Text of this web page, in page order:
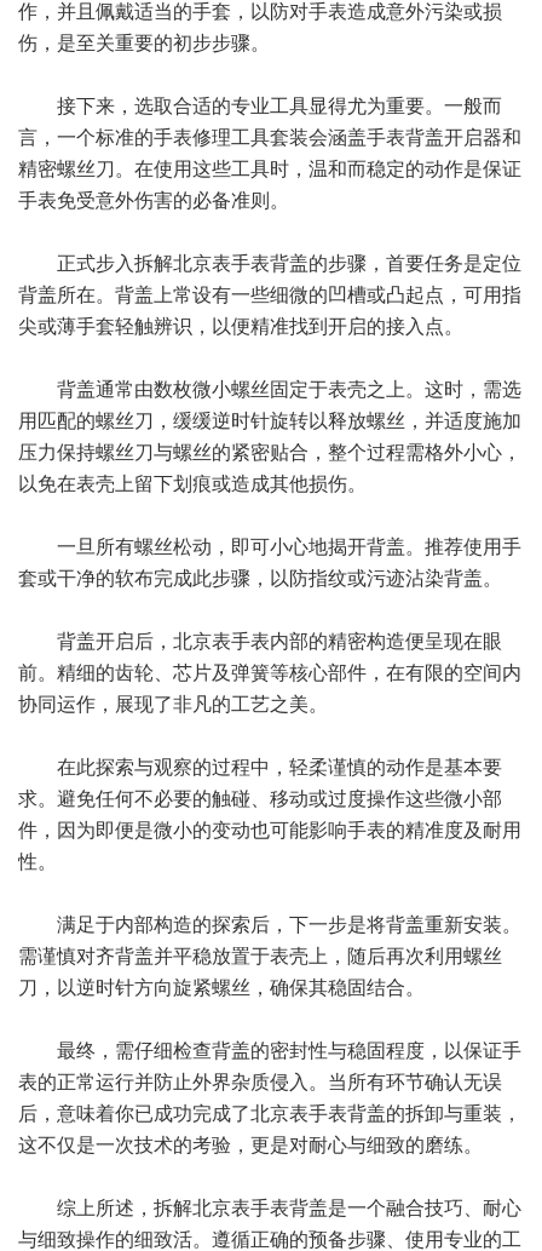
作，并且佩戴适当的手套，以防对手表造成意外污染或损
伤，是至关重要的初步步骤。
接下来，选取合适的专业工具显得尤为重要。一般而
言，一个标准的手表修理工具套装会涵盖手表背盖开启器和
精密螺丝刀。在使用这些工具时，温和而稳定的动作是保证
手表免受意外伤害的必备准则。
正式步入拆解北京表手表背盖的步骤，首要任务是定位
背盖所在。背盖上常设有一些细微的凹槽或凸起点，可用指
尖或薄手套轻触辨识，以便精准找到开启的接入点。
背盖通常由数枚微小螺丝固定于表壳之上。这时，需选
用匹配的螺丝刀，缓缓逆时针旋转以释放螺丝，并适度施加
压力保持螺丝刀与螺丝的紧密贴合，整个过程需格外小心，
以免在表壳上留下划痕或造成其他损伤。
一旦所有螺丝松动，即可小心地揭开背盖。推荐使用手
套或干净的软布完成此步骤，以防指纹或污迹沾染背盖。
背盖开启后，北京表手表内部的精密构造便呈现在眼
前。精细的齿轮、芯片及弹簧等核心部件，在有限的空间内
协同运作，展现了非凡的工艺之美。
在此探索与观察的过程中，轻柔谨慎的动作是基本要
求。避免任何不必要的触碰、移动或过度操作这些微小部
件，因为即便是微小的变动也可能影响手表的精准度及耐用
性。
满足于内部构造的探索后，下一步是将背盖重新安装。
需谨慎对齐背盖并平稳放置于表壳上，随后再次利用螺丝
刀，以逆时针方向旋紧螺丝，确保其稳固结合。
最终，需仔细检查背盖的密封性与稳固程度，以保证手
表的正常运行并防止外界杂质侵入。当所有环节确认无误
后，意味着你已成功完成了北京表手表背盖的拆卸与重装，
这不仅是一次技术的考验，更是对耐心与细致的磨练。
综上所述，拆解北京表手表背盖是一个融合技巧、耐心
与细致操作的细致活。遵循正确的预备步骤、使用专业的工